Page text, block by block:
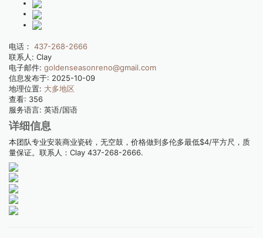
电话： 437-268-2666
联系人: Clay
电子邮件: goldenseasonreno@gmail.com
信息发布于: 2025-10-09
地理位置: 大多地区
查看: 356
服务语言: 英语/国语
详细信息
本团队专业安装商业瓷砖，无空鼓，价格做到多伦多最低$4/平方尺，质
量保证。联系人：Clay 437-268-2666.